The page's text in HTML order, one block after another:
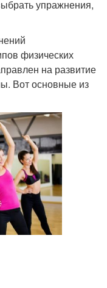
упражнения,
физических
на развитие
Вот основные из